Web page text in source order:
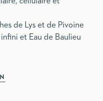
de Lys et de Pivoine
et Eau de Baulieu